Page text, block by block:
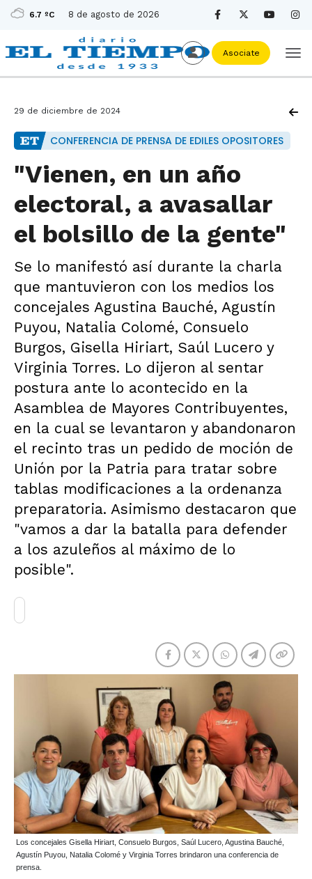
6.7 ºC 8 de agosto de 2026
Asociate
29 de diciembre de 2024
CONFERENCIA DE PRENSA DE EDILES OPOSITORES
"Vienen, en un año
electoral, a avasallar
el bolsillo de la gente"
Se lo manifestó así durante la charla
que mantuvieron con los medios los
concejales Agustina Bauché, Agustín
Puyou, Natalia Colomé, Consuelo
Burgos, Gisella Hiriart, Saúl Lucero y
Virginia Torres. Lo dijeron al sentar
postura ante lo acontecido en la
Asamblea de Mayores Contribuyentes,
en la cual se levantaron y abandonaron
el recinto tras un pedido de moción de
Unión por la Patria para tratar sobre
tablas modificaciones a la ordenanza
preparatoria. Asimismo destacaron que
"vamos a dar la batalla para defender
a los azuleños al máximo de lo
posible".
Los concejales Gisella Hiriart, Consuelo Burgos, Saúl Lucero, Agustina Bauché,
Agustín Puyou, Natalia Colomé y Virginia Torres brindaron una conferencia de
prensa.